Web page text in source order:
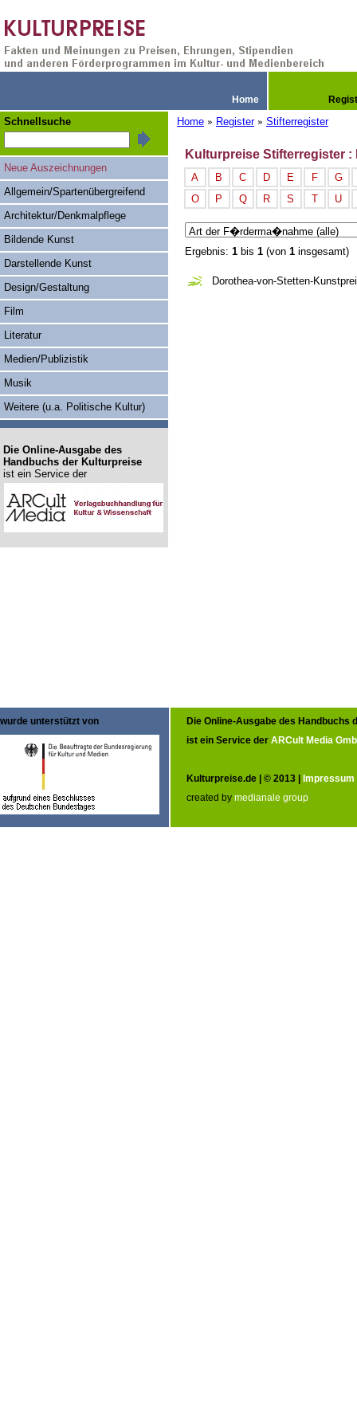
Home
Home » Register » Stifterregister
Kulturpreise Stifterregister
A B C D E F
G
O
P Q R S T U
Ergebnis: 1 bis 1 (von 1 insgesamt)
Dorothea-von-Stetten-
Schnellsuche
Neue Auszeichnungen
Allgemein/Spartenübergreifend
Architektur/Denkmalpflege
Bildende Kunst
Darstellende Kunst
Design/Gestaltung
Film
Literatur
Medien/Publizistik
Musik
Weitere (u.a. Politische Kultur)
Die Online-Ausgabe des
Handbuchs der Kulturpreise
ist ein Service der
wurde unterstützt von
Die Online-Ausgabe des Handbuchs
ist ein Service der ARCult Media
Kulturpreise.de | © 2013 | Impressum
created by medianale group